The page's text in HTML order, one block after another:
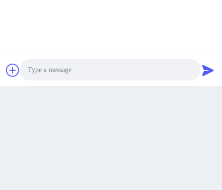
Πάρτε την καλύτερη τιμή